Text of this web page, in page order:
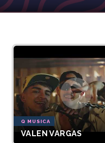
Q MUSICA
VALEN VARGAS